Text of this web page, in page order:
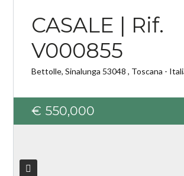
CASALE | Rif.
V000855
Bettolle, Sinalunga 53048 , Toscana -
€ 550,000